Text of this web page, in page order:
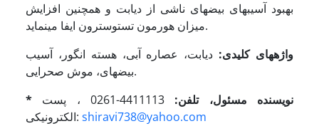
بهبود آسیب­های بیضه­ای ناشی از دیابت و همچنین افزایش
میزان هورمون تستوسترون ایفا می­نماید.
واژه­های کلیدی: دیابت، عصاره آبی، هسته انگور، آسیب
بیضه­ای، موش صحرایی.
* نویسنده مسئول، تلفن:
4411113-0261 ، پست
الکترونیکی: shiravi738@yahoo.com